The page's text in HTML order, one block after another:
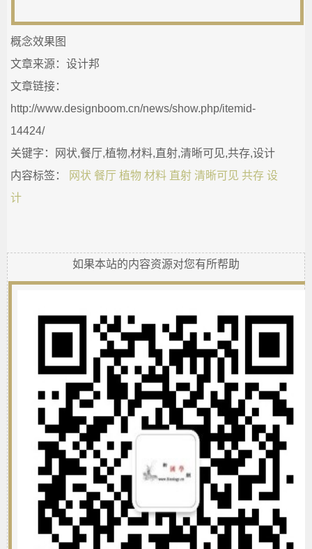
概念效果图
文章来源：设计邦
文章链接：
http://www.designboom.cn/news/show.php/itemid-
14424/
关键字：网状,餐厅,植物,材料,直射,清晰可见,共存,设计
内容标签：
网状 餐厅 植物 材料 直射 清晰可见 共存 设
计
如果本站的内容资源对您有所帮助